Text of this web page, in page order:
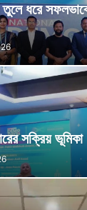
তুলে ধরে
সক্রিয় ভূমিকা